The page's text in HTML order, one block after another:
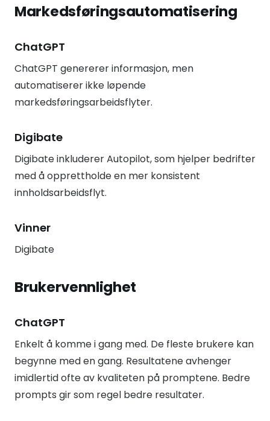
Markedsføringsautomatisering
ChatGPT
ChatGPT genererer informasjon, men
automatiserer ikke løpende
markedsføringsarbeidsflyter.
Digibate
Digibate inkluderer Autopilot, som hjelper bedrifter
med å opprettholde en mer konsistent
innholdsarbeidsflyt.
Vinner
Digibate
Brukervennlighet
ChatGPT
Enkelt å komme i gang med. De fleste brukere kan
begynne med en gang. Resultatene avhenger
imidlertid ofte av kvaliteten på promptene. Bedre
prompts gir som regel bedre resultater.